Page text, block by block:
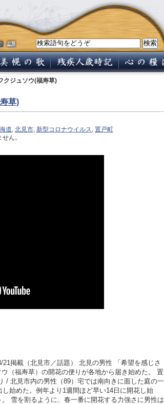
クジュソウ(福寿草)
草)
道, 北見市, 新型コロナウイルス, 置戸町
ん。
掲載（北見市／話題） 北見の男性 「希望を感じさ
（福寿草）の開花の便りが各地から届き始めた。 置
/ 北見市内の男性（89）宅では南向きに面した庭の一
始めた。例年より1週間ほど早い14日に開花し始
雪を割るように、春一番に開花する力強さに男性は